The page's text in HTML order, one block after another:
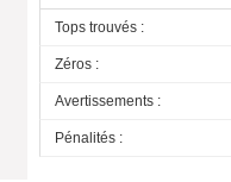
Tops trouvés :
Zéros :
Avertissements :
Pénalités :